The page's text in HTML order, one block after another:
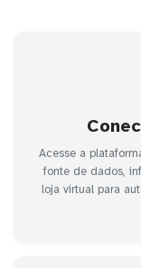
Acesse a
fonte de dados,
loja virtual para